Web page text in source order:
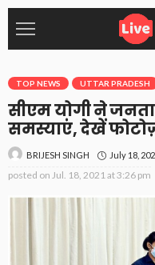
TOP NEWS UTTAR PRADESH
सीएम योगी ने
समस्याएं, देखें
BRIJESH SINGH July 18,
posted on Jul. 18, 2021 at 3:26 pm